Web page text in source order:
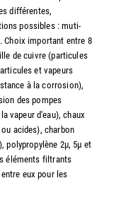
différentes,
possibles : muti-
Choix important entre 8
de cuivre (particules
et vapeurs
à la corrosion),
des pompes
vapeur d'eau), chaux
acides), charbon
polypropylène 2µ, 5µ et
éléments filtrants
eux pour les